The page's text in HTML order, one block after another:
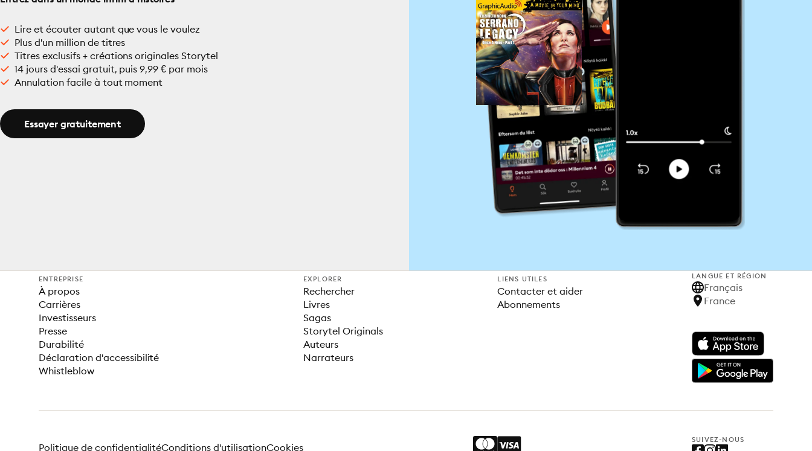
Lire et écouter autant que vous le voulez
Plus d'un million de titres
Titres exclusifs + créations originales Storytel
14 jours d'essai gratuit, puis 9,99 € par mois
Annulation facile à tout moment
Essayer gratuitement
ENTREPRISE
À propos
Carrières
Investisseurs
Presse
Durabilité
Déclaration d'accessibilité
Whistleblow
EXPLORER
Rechercher
Livres
Sagas
Storytel Originals
Auteurs
Narrateurs
LIENS UTILES
Contacter et aider
Abonnements
LANGUE ET RÉGION
Français
France
SUIVEZ-NOUS
Politique de confidentialitéConditions d'utilisationCookies